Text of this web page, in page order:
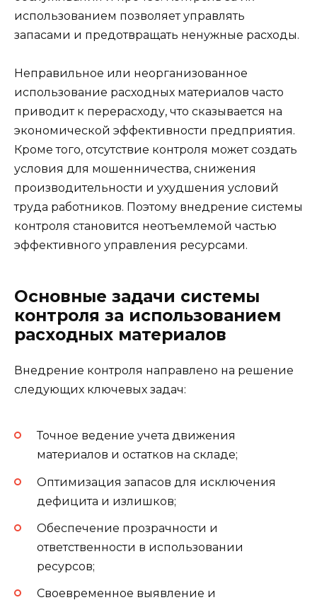
использованием позволяет управлять
запасами и предотвращать ненужные расходы.
Неправильное или неорганизованное
использование расходных материалов часто
приводит к перерасходу, что сказывается на
экономической эффективности предприятия.
Кроме того, отсутствие контроля может создать
условия для мошенничества, снижения
производительности и ухудшения условий
труда работников. Поэтому внедрение системы
контроля становится неотъемлемой частью
эффективного управления ресурсами.
Основные задачи системы
контроля за использованием
расходных материалов
Внедрение контроля направлено на решение
следующих ключевых задач:
Точное ведение учета движения
материалов и остатков на складе;
Оптимизация запасов для исключения
дефицита и излишков;
Обеспечение прозрачности и
ответственности в использовании
ресурсов;
Своевременное выявление и